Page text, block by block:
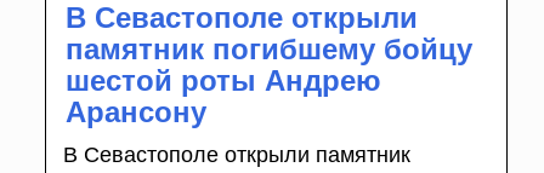
В Севастополе открыли
памятник погибшему бойцу
шестой роты Андрею
Арансону
В Севастополе открыли памятник